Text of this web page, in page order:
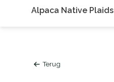
Alpaca Native Plaids
Terug